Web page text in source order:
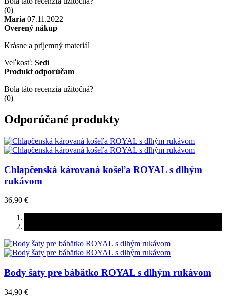
(0)
Maria 07.11.2022
Overený nákup
Krásne a príjemný materiál
Veľkosť: Sedí
Produkt odporúčam
Bola táto recenzia užitočná?
(0)
Odporúčané produkty
Chlapčenská károvaná košeľa ROYAL s dlhým
rukávom
36,90 €
Body šaty pre bábätko ROYAL s dlhým rukávom
34,90 €